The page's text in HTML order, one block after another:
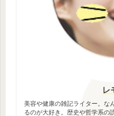
レ
美容や健康の雑記ライター。な
るのが大好き。歴史や哲学系の